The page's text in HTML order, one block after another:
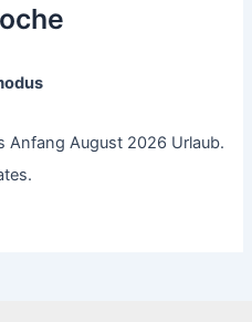
Anfang August 2026 Urlaub.